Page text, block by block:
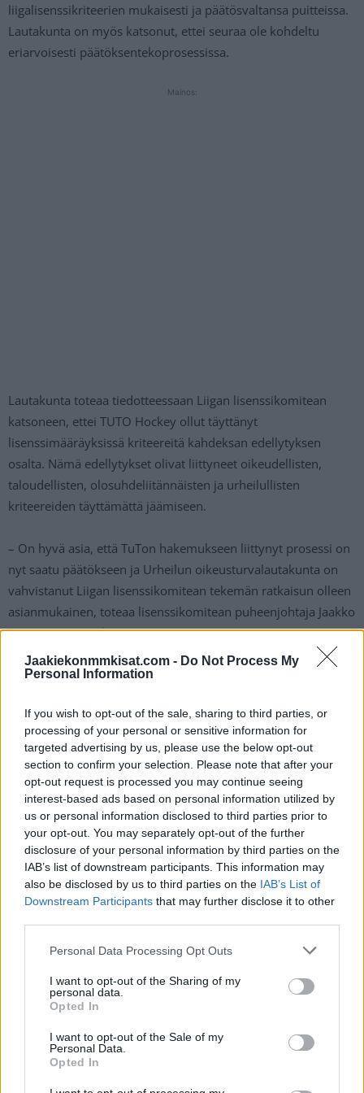
Jaakiekonmmkisat.com - Do Not Process My
Personal Information
If you wish to opt-out of the sale, sharing to third parties, or
processing of your personal or sensitive information for
targeted advertising by us, please use the below opt-out
section to confirm your selection. Please note that after your
opt-out request is processed you may continue seeing
interest-based ads based on personal information utilized by
us or personal information disclosed to third parties prior to
your opt-out. You may separately opt-out of the further
disclosure of your personal information by third parties on the
IAB’s list of downstream participants. This information may
also be disclosed by us to third parties on the IAB’s List of
Downstream Participants that may further disclose it to other
Personal Data Processing Opt Outs
I want to opt-out of the Sharing of my
personal data.
Opted In
I want to opt-out of the Sale of my
Personal Data.
Opted In
liigalisenssikriteerien mukaisesti ja päätösvaltansa puitteissa.
Lautakunta on myös katsonut, ettei seuraa ole kohdeltu
eriarvoisesti päätöksentekoprosessissa.
Mainos:
Lautakunta toteaa tiedotteessaan Liigan lisenssikomitean
katsoneen, ettei TUTO Hockey ollut täyttänyt
lisenssimääräyksissä kriteereitä kahdeksan edellytyksen
osalta. Nämä edellytykset olivat liittyneet oikeudellisten,
taloudellisten, olosuhdeliitännäisten ja urheilullisten
kriteereiden täyttämättä jäämiseen.
– On hyvä asia, että TuTon hakemukseen liittynyt prosessi on
nyt saatu päätökseen ja Urheilun oikeusturvalautakunta on
vahvistanut Liigan lisenssikomitean tekemän ratkaisun olleen
asianmukainen, toteaa lisenssikomitean puheenjohtaja Jaakko
LuumiLiigan tiedotteessa.
TUTO Hockeyn puheenjohtaja Tuomas Haanpää antoi asiasta
– Päätöksessä on 60 sivua, joten tutkittavaa ja luettavaa on.
Tätä päätöstä meidän tulee kunnioittaa ja pulinat pois.
TUTO:n tavoite on ollut pelata Liigaa ja se tavoite ei muutu.
Nyt pitää nöyränä tehdä hommia paremmin kaukalossa ja
toimistolla, jotta tavoite saavutetaan, hän kommentoi.
Lue myös: Vaasan Sport julkisti surullisen tiedotteen – aloittaa
muutosneuvottelut
Edellinen artikkeli